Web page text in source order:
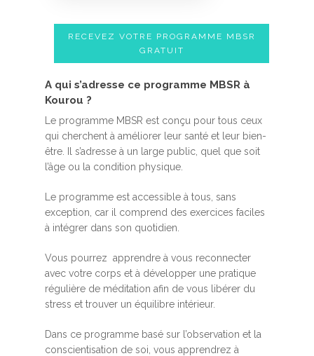
RECEVEZ VOTRE PROGRAMME MBSR
GRATUIT
A qui s’adresse ce programme MBSR à
Kourou ?
Le programme MBSR est conçu pour tous ceux
qui cherchent à améliorer leur santé et leur bien-
être. Il s’adresse à un large public, quel que soit
l’âge ou la condition physique.
Le programme est accessible à tous, sans
exception, car il comprend des exercices faciles
à intégrer dans son quotidien.
Vous pourrez apprendre à vous reconnecter
avec votre corps et à développer une pratique
régulière de méditation afin de vous libérer du
stress et trouver un équilibre intérieur.
Dans ce programme basé sur l’observation et la
conscientisation de soi, vous apprendrez à